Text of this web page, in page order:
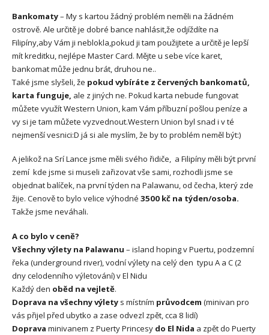
Bankomaty– My s kartou žádný problém neměli na žádném
ostrově. Ale určitě je dobré bance nahlásit,že odjíždíte na
Filipíny,aby Vám ji neblokla,pokud ji tam použijtete a určitě je lepší
mít kreditku, nejlépe Master Card. Mějte u sebe více karet,
bankomat může jednu brát, druhou ne..
Také jsme slyšeli, že pokud vybíráte z červených bankomatů,
karta funguje, ale z jiných ne. Pokud karta nebude fungovat
můžete využít Western Union, kam Vám příbuzní pošlou peníze a
vy si je tam můžete vyzvednout.Western Union byl snad i v té
nejmenší vesnici:D já si ale myslím, že by to problém neměl být:)
A jelikož na Srí Lance jsme měli svého řidiče, a Filipíny měli být první
zemí kde jsme si museli zařizovat vše sami, rozhodli jsme se
objednat balíček, na první týden na Palawanu, od čecha, který zde
žije. Cenově to bylo velice výhodné 3500 kč na týden/osoba.
Takže jsme neváhali.
A co bylo v ceně?
Všechny výlety na Palawanu – island hoping v Puertu, podzemní
řeka (underground river), vodní výlety na celý den typu A a C (2
dny celodenního výletování) v El Nidu
Každý den oběd na vejletě.
Doprava na všechny výlety s místním průvodcem (minivan pro
vás přijel před ubytko a zase odvezl zpět, cca 8 lidí)
Doprava minivanem z Puerty Princesy do El Nida a zpět do Puerty